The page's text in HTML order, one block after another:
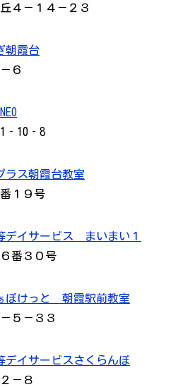
４－１４－２３
朝霞台
－６
1‐10‐8
ラス朝霞台教室
１９号
デイサービス まいまい１
番３０号
ぽけっと 朝霞駅前教室
５－３３
デイサービスさくらんぼ
－８